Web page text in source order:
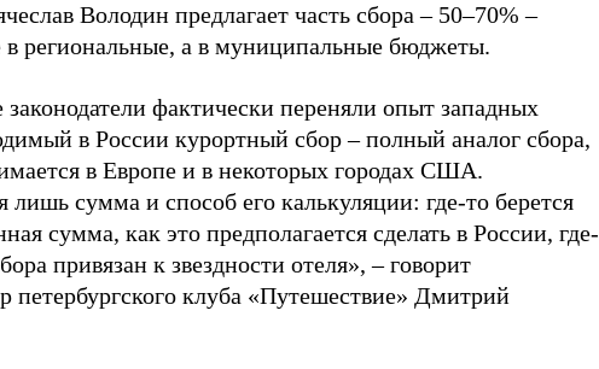
Володин предлагает часть сбора – 50–70% –
в региональные, а в муниципальные бюджеты.
законодатели фактически переняли опыт западных
в России курортный сбор – полный аналог сбора,
в Европе и в некоторых городах США.
лишь сумма и способ его калькуляции: где-то берется
сумма, как это предполагается сделать в России, где-
привязан к звездности отеля», – говорит
петербургского клуба «Путешествие» Дмитрий